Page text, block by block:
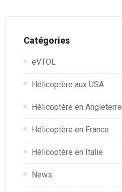
Catégories
eVTOL
Hélicoptère aux USA
Hélicoptère en Angleterre
Hélicoptère en France
Hélicoptère en Italie
News